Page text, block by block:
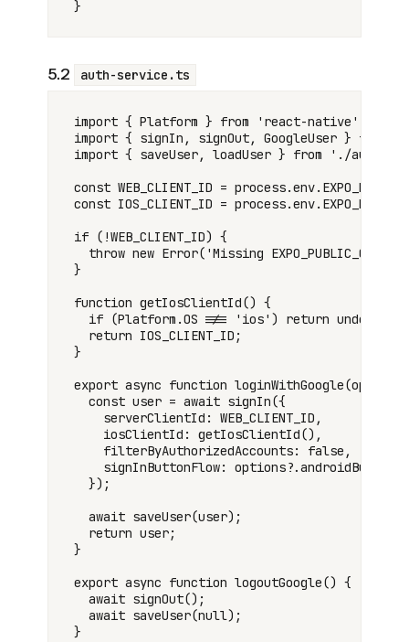
5.2 auth-service.ts
import { Platform } from 'react-native';
import { signIn, signOut, GoogleUser } from
import { saveUser, loadUser } from './auth-
const WEB_CLIENT_ID =
const IOS_CLIENT_ID =
if (!WEB_CLIENT_ID) {
throw new Error('Missing
}
function getIosClientId() {
  if (Platform.OS !== 'ios') return undefined;
  return IOS_CLIENT_ID;
}
export async function
  const user = await signIn({
    serverClientId: WEB_CLIENT_ID,
    iosClientId: getIosClientId(),
    filterByAuthorizedAccounts: false,
signInButtonFlow:
  });
  await saveUser(user);
  return user;
}
export async function logoutGoogle() {
  await signOut();
  await saveUser(null);
}